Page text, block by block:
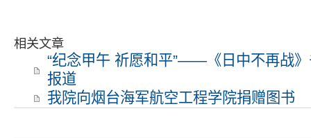
相关文章
“纪念甲午 祈愿和平”——《日中不再战
报道
我院向烟台海军航空工程学院捐赠图书